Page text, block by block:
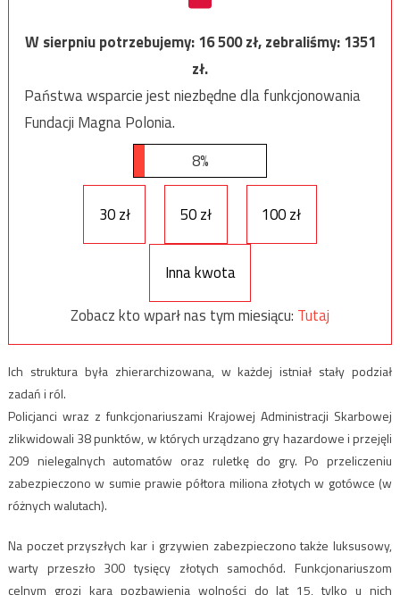
W sierpniu potrzebujemy:16 500zł, zebraliśmy:1351
zł.
Państwa wsparcie jest niezbędne dla funkcjonowania
Fundacji Magna Polonia.
8%
30 zł 50 zł 100 zł
Inna kwota
Zobacz kto wparł nas tym miesiącu: Tutaj
Ich struktura była zhierarchizowana, w każdej istniał stały podział
zadań i ról.
Policjanci wraz z funkcjonariuszami Krajowej Administracji Skarbowej
zlikwidowali 38 punktów, w których urządzano gry hazardowe i przejęli
209 nielegalnych automatów oraz ruletkę do gry. Po przeliczeniu
zabezpieczono w sumie prawie półtora miliona złotych w gotówce (w
różnych walutach).
Na poczet przyszłych kar i grzywien zabezpieczono także luksusowy,
warty przeszło 300 tysięcy złotych samochód. Funkcjonariuszom
celnym grozi kara pozbawienia wolności do lat 15, tylko u nich